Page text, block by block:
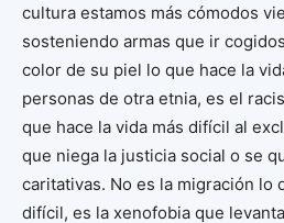
cultura estamos más cómodos
sosteniendo armas que ir
color de su piel lo que hace la
personas de otra etnia, es el
que hace la vida más difícil al
que niega la justicia social o se
caritativas. No es la migración lo
difícil, es la xenofobia que